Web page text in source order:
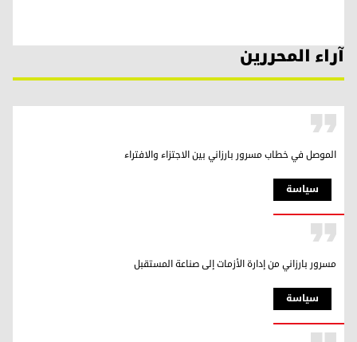
آراء المحررين
سیاسة
الموصل في خطاب مسرور بارزاني بين الاجتزاء والافتراء
سیاسة
مسرور بارزاني من إدارة الأزمات إلى صناعة المستقبل